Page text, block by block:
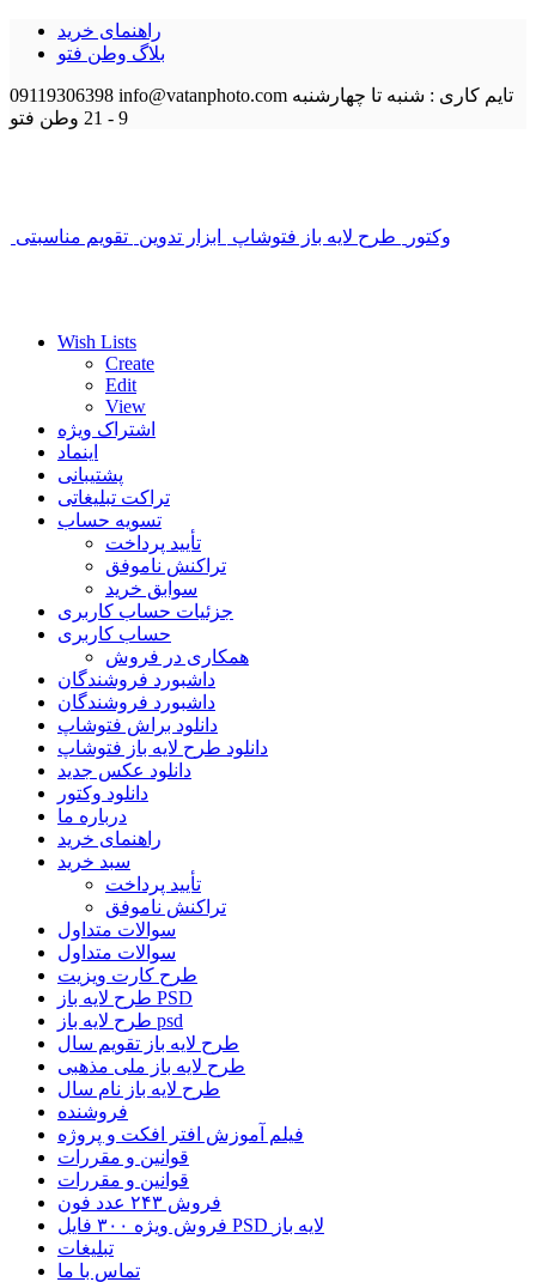
راهنمای خرید
بلاگ وطن فتو
09119306398 info@vatanphoto.com تایم کاری : شنبه تا چهارشنبه
9 - 21
وطن فتو
وکتور طرح لایه باز فتوشاپ ابزار تدوین تقویم مناسبتی
Wish Lists
Create
Edit
View
اشتراک ویژه
اینماد
پشتیبانی
تراکت تبلیغاتی
تسویه حساب
تأیید پرداخت
تراکنش ناموفق
سوابق خرید
جزئیات حساب کاربری
حساب کاربری
همکاری در فروش
داشبورد فروشندگان
داشبورد فروشندگان
دانلود براش فتوشاپ
دانلود طرح لایه باز فتوشاپ
دانلود عکس جدید
دانلود وکتور
درباره ما
راهنمای خرید
سبد خرید
تأیید پرداخت
تراکنش ناموفق
سوالات متداول
سوالات متداول
طرح کارت ویزیت
طرح لایه باز PSD
طرح لایه باز psd
طرح لایه باز تقویم سال
طرح لایه باز ملی مذهبی
طرح لایه باز نام سال
فروشنده
فیلم آموزش افتر افکت و پروژه
قوانین و مقررات
قوانین و مقررات
فروش ۲۴۳ عدد فون
فروش ویژه ۳۰۰ فایل PSD لایه باز
تبلیغات
تماس با ما